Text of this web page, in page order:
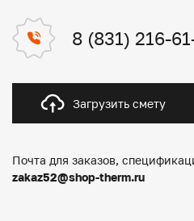
8 (831) 216-
Загрузить смету
Почта для заказов,
zakaz52@shop-therm.ru